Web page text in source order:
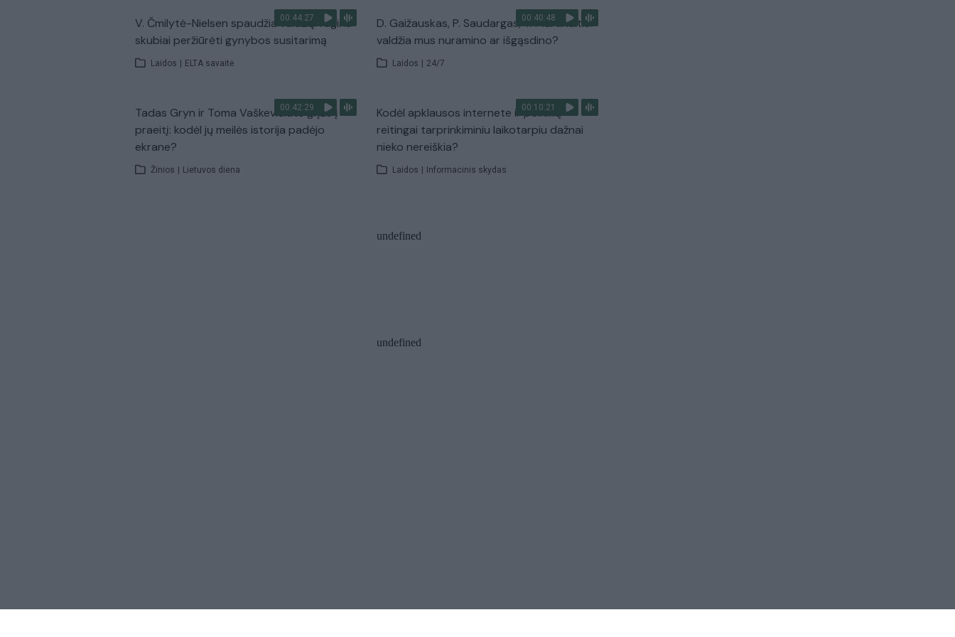
00:44:27
V. Čmilytė-Nielsen spaudžia valdžią: ragina
skubiai peržiūrėti gynybos susitarimą
Laidos | ELTA savaitė
00:40:48
D. Gaižauskas, P. Saudargas, T. Martinaitis:
valdžia mus nuramino ar išgąsdino?
Laidos | 24/7
00:42:29
Tadas Gryn ir Toma Vaškevičiūtė grįžo į
praeitį: kodėl jų meilės istorija padėjo
ekrane?
Žinios | Lietuvos diena
00:10:21
Kodėl apklausos internete ir politikų
reitingai tarprinkiminiu laikotarpiu dažnai
nieko nereiškia?
Laidos | Informacinis skydas